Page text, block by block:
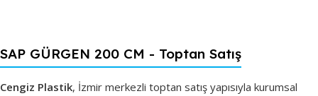
SAP GÜRGEN 200 CM - Toptan Satış
Cengiz Plastik, İzmir merkezli toptan satış yapısıyla kurumsal